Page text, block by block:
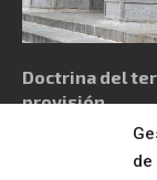
de
Doctrina del
provisión